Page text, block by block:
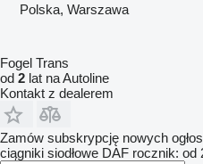
Polska, Warszawa
Fogel Trans
od 2 lat na Autoline
Kontakt z dealerem
Zamów subskrypcję nowych
ciągniki siodłowe DAF rocznik: od